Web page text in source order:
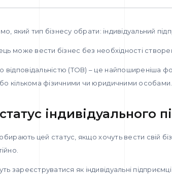
який тип бізнесу обрати: індивідуальний
може вести бізнес без необхідності
(ТОВ) – це найпоширеніша
кількома фізичними чи юридичними особами.
індивідуального
обирають цей статус, якщо хочуть вести свій
зареєструватися як індивідуальні